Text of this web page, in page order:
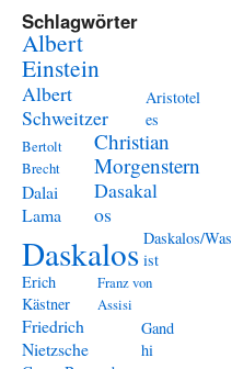
Schlagwörter
Albert
Einstein
Albert
Schweitzer
Aristotel
es
Bertolt
Brecht
Christian
Morgenstern
Dalai
Lama
Dasakal
os
Daskalos Daskalos/Was
ist
Erich
Kästner
Franz von
Assisi
Friedrich
Nietzsche
Gand
hi